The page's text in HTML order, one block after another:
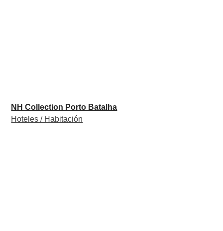
NH Collection Porto Batalha
Hoteles / Habitación